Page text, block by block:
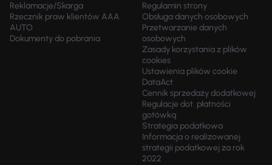
Reklamacje/Skarga
Rzecznik praw klientów AAA
AUTO
Dokumenty do pobrania
Regulamin strony
Obsługa danych osobowych
Przetwarzanie danych
osobowych
Zasady korzystania z plików
cookies
Ustawienia plików cookie
DataAct
Cennik sprzedaży dodatkowej
Regulacje dot. płatności
gotówką
Strategia podatkowa
Informacja o realizowanej
strategii podatkowej za rok
2022